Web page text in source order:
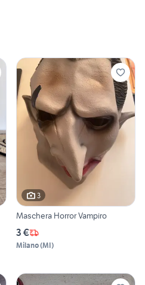
3
Maschera Horror Vampiro
3 €
Milano(MI)